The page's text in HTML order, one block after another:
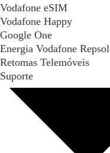
Vodafone eSIM
Vodafone Happy
Google One
Energia Vodafone Repsol
Retomas Telemóveis
Suporte